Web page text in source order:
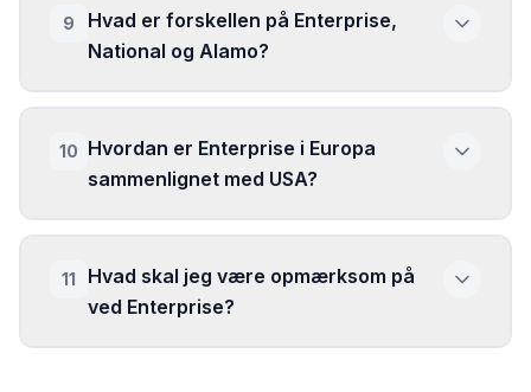
9
Hvad er forskellen på Enterprise,
National og Alamo?
10 Hvordan er Enterprise i Europa
sammenlignet med USA?
11
Hvad skal jeg være opmærksom på
ved Enterprise?